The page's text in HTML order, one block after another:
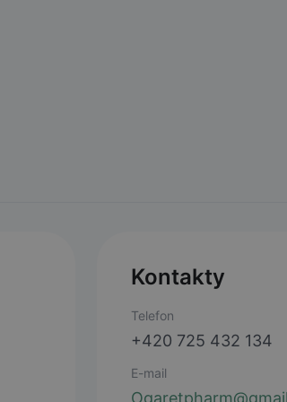
Kontakty
Telefon
+420 725 432 134
E-mail